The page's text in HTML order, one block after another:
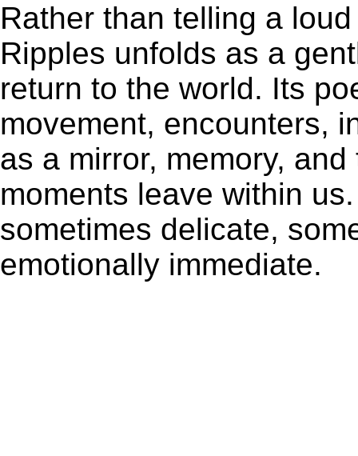
Rather than telling a
Ripples unfolds as a
return to the world. Its
movement, encounters,
as a mirror, memory,
moments leave within
sometimes delicate,
emotionally immediate.